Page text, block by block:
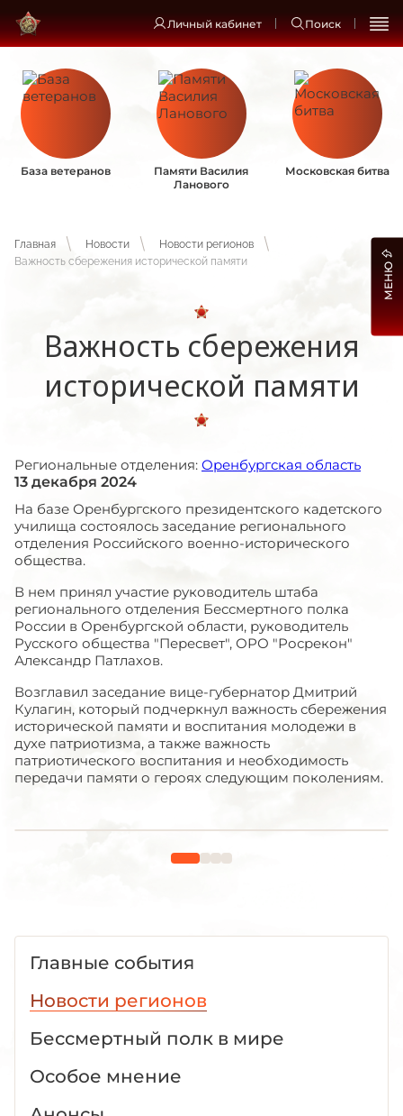
Личный кабинет Поиск
База ветеранов
Памяти Василия
Ланового
Московская битва
Главная Новости
Новости регионов
Важность сбережения исторической памяти
Важность сбережения
исторической памяти
Региональные отделения: Оренбургская область
13 декабря 2024
На базе Оренбургского президентского кадетского
училища состоялось заседание регионального
отделения Российского военно-исторического
общества.
В нем принял участие руководитель штаба
регионального отделения Бессмертного полка
России в Оренбургской области, руководитель
Русского общества "Пересвет", ОРО "Росрекон"
Александр Патлахов.
Возглавил заседание вице-губернатор Дмитрий
Кулагин, который подчеркнул важность сбережения
исторической памяти и воспитания молодежи в
духе патриотизма, а также важность
патриотического воспитания и необходимость
передачи памяти о героях следующим поколениям.
Главные события
Новости регионов
Бессмертный полк в мире
Особое мнение
МЕНЮ